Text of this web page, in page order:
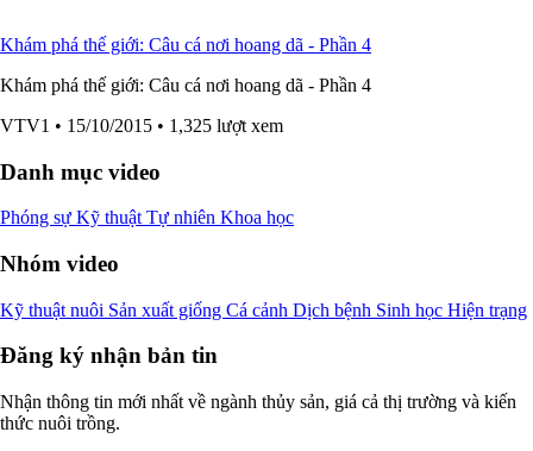
Khám phá thế giới: Câu cá nơi hoang dã - Phần 4
Khám phá thế giới: Câu cá nơi hoang dã - Phần 4
VTV1 • 15/10/2015 • 1,325 lượt xem
Danh mục video
Phóng sự Kỹ thuật Tự nhiên Khoa học
Nhóm video
Kỹ thuật nuôi Sản xuất giống Cá cảnh Dịch bệnh Sinh học Hiện trạng
Đăng ký nhận bản tin
Nhận thông tin mới nhất về ngành thủy sản, giá cả thị trường và kiến
thức nuôi trồng.